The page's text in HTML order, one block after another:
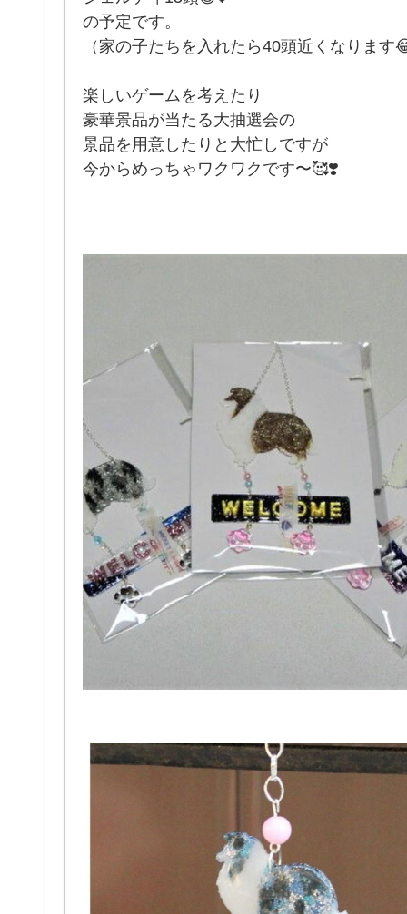
の予定です。
（家の子たちを入れたら40頭近くなりま
楽しいゲームを考えたり
豪華景品が当たる大抽選会の
景品を用意したりと大忙しですが
今からめっちゃワクワクです〜🥰❣️